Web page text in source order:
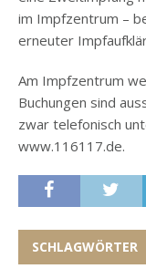
im Impfzentrum –
erneuter
Am Impfzentrum
Buchungen sind
zwar telefonisch
www.116117.de.
SCHLAGWÖRTER